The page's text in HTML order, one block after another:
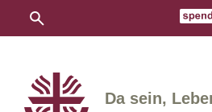
Da sein,